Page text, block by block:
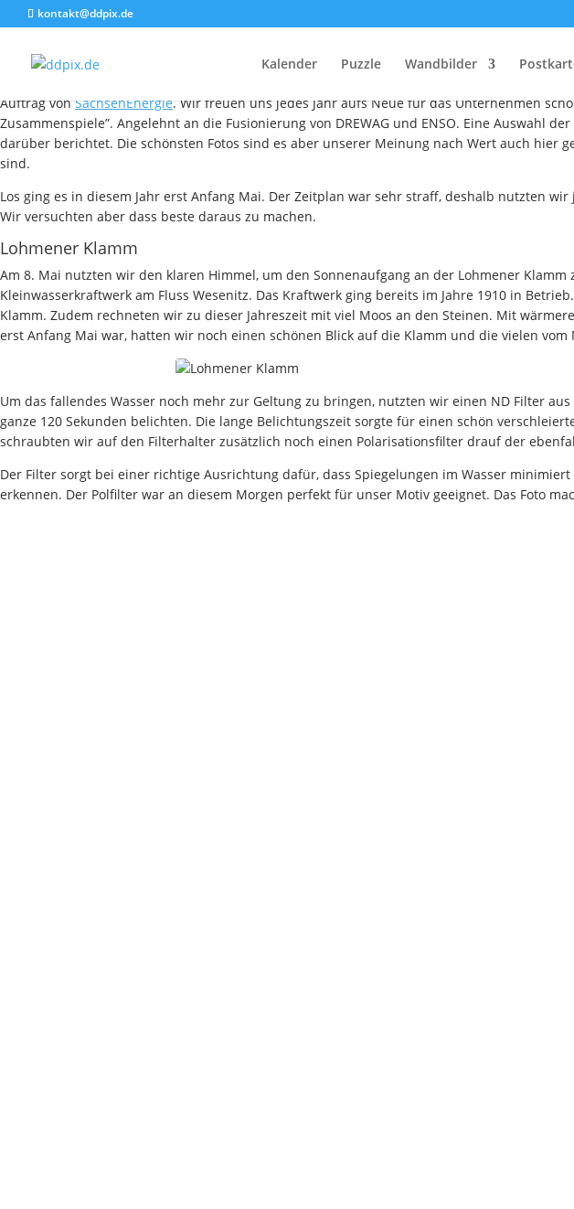
kontakt@ddpix.de
Kalender Puzzle Wandbilder
Unterwegs
Auftrag vonSachsenEnergie. Wir freuen uns jedes Jahr aufs Neue für das Unternehmen
Zusammenspiele”. Angelehnt an die Fusionierung von DREWAG und ENSO. Eine
darüber berichtet. Die schönsten Fotos sind es aber unserer Meinung nach Wert auch hier
sind.
Los ging es in diesem Jahr erst Anfang Mai. Der Zeitplan war sehr straff, deshalb nutzten
Wir versuchten aber dass beste daraus zu machen.
Lohmener Klamm
Am 8. Mai nutzten wir den klaren Himmel, um den Sonnenaufgang an der Lohmener
Kleinwasserkraftwerk am Fluss Wesenitz. Das Kraftwerk ging bereits im Jahre 1910 in
Klamm. Zudem rechneten wir zu dieser Jahreszeit mit viel Moos an den Steinen. Mit
erst Anfang Mai war, hatten wir noch einen schönen Blick auf die Klamm und die vielen vom
Um das fallendes Wasser noch mehr zur Geltung zu bringen, nutzten wir einen ND Filter
ganze 120 Sekunden belichten. Die lange Belichtungszeit sorgte für einen schön
schraubten wir auf den Filterhalter zusätzlich noch einen Polarisationsfilter drauf der
Der Filter sorgt bei einer richtige Ausrichtung dafür, dass Spiegelungen im Wasser
erkennen. Der Polfilter war an diesem Morgen perfekt für unser Motiv geeignet. Das Foto